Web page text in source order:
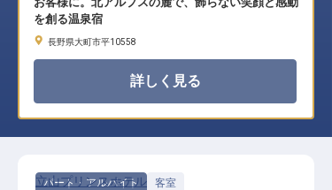
を創る温泉宿
長野県大町市平10558
詳しく見る
パート・アルバイト
客室
立山プリンスホテル